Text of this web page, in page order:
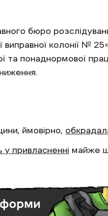
бюро
виправної колонії №
та понаднормової
ймовірно,
у привласненні майже